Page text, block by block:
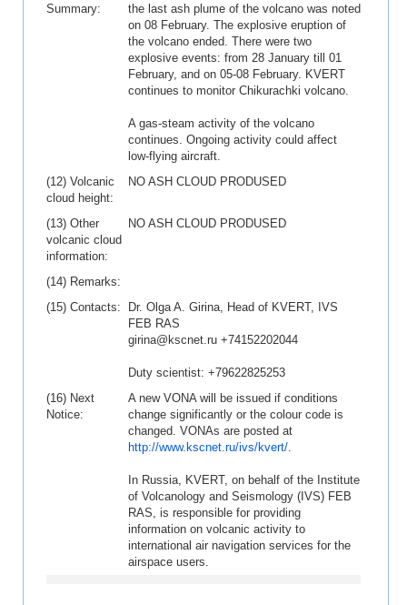
Summary:
the last ash plume of the volcano was noted
on 08 February. The explosive eruption of
the volcano ended. There were two
explosive events: from 28 January till 01
February, and on 05-08 February. KVERT
continues to monitor Chikurachki volcano.
A gas-steam activity of the volcano
continues. Ongoing activity could affect
low-flying aircraft.
(12) Volcanic
cloud height:
NO ASH CLOUD PRODUSED
(13) Other
volcanic cloud
information:
NO ASH CLOUD PRODUSED
(14) Remarks:
(15) Contacts:
Dr. Olga A. Girina, Head of KVERT, IVS
FEB RAS
girina@kscnet.ru +74152202044
Duty scientist: +79622825253
(16) Next
Notice:
A new VONA will be issued if conditions
change significantly or the colour code is
changed. VONAs are posted at
http://www.kscnet.ru/ivs/kvert/.
In Russia, KVERT, on behalf of the Institute
of Volcanology and Seismology (IVS) FEB
RAS, is responsible for providing
information on volcanic activity to
international air navigation services for the
airspace users.